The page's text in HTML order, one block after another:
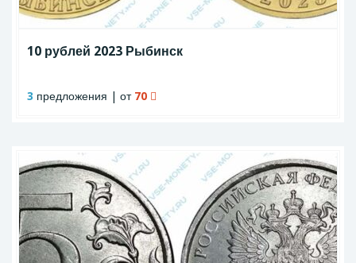
10 рублей 2023 Рыбинск
3 предложения | от 70